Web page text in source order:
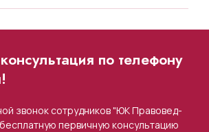
по телефону
звонок сотрудников "ЮК Правовед-
первичную консультацию